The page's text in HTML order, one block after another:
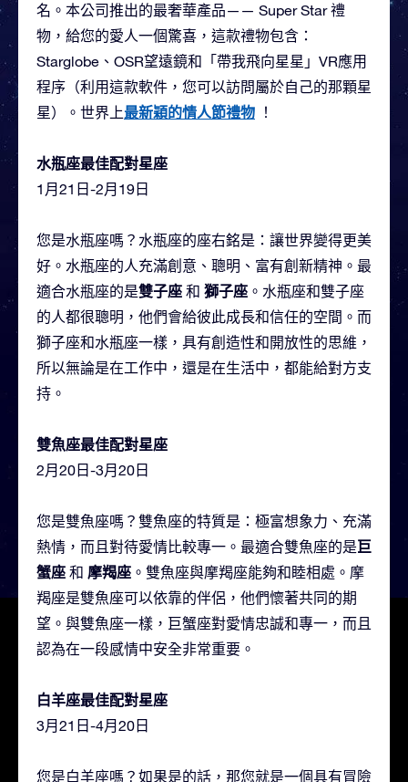
名。本公司推出的最奢華產品—— Super Star 禮
物，給您的愛人一個驚喜，這款禮物包含：
Starglobe、OSR望遠鏡和「帶我飛向星星」VR應用
程序（利用這款軟件，您可以訪問屬於自己的那顆星
星）。世界上最新穎的情人節禮物 ！
水瓶座最佳配對星座
1月21日-2月19日
您是水瓶座嗎？水瓶座的座右銘是：讓世界變得更美
好。水瓶座的人充滿創意、聰明、富有創新精神。最
適合水瓶座的是雙子座 和 獅子座 。水瓶座和雙子座
的人都很聰明，他們會給彼此成長和信任的空間。而
獅子座和水瓶座一樣，具有創造性和開放性的思維，
所以無論是在工作中，還是在生活中，都能給對方支
持。
雙魚座最佳配對星座
2月20日-3月20日
您是雙魚座嗎？雙魚座的特質是：極富想象力、充滿
熱情，而且對待愛情比較專一。最適合雙魚座的是巨
蟹座 和 摩羯座 。雙魚座與摩羯座能夠和睦相處。摩
羯座是雙魚座可以依靠的伴侶，他們懷著共同的期
望。與雙魚座一樣，巨蟹座對愛情忠誠和專一，而且
認為在一段感情中安全非常重要。
白羊座最佳配對星座
3月21日-4月20日
您是白羊座嗎？如果是的話，那您就是一個具有冒險